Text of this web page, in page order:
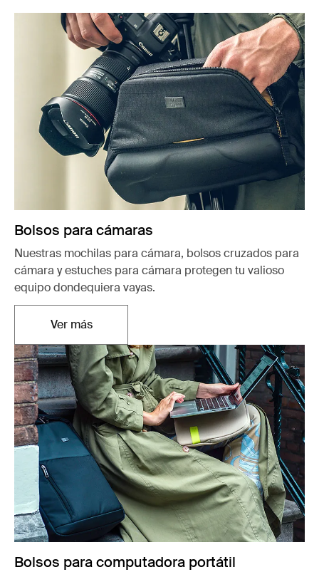
Bolsos para cámaras
Nuestras mochilas para cámara, bolsos cruzados para
cámara y estuches para cámara protegen tu valioso
equipo dondequiera vayas.
Ver másSe abre en una nueva pestaña
Bolsos para computadora portátil